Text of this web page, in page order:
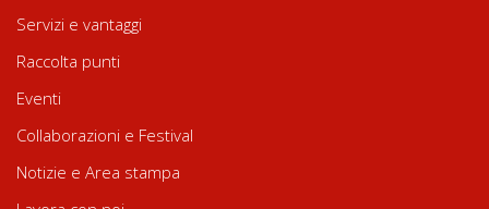
Servizi e vantaggi
Raccolta punti
Eventi
Collaborazioni e Festival
Notizie e Area stampa